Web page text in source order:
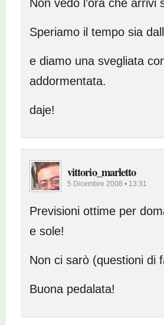
Non vedo l’ora che arrivi
Speriamo il tempo sia
e diamo una svegliata
addormentata.
daje!
vittorio_marletto
5 Dicembre 2008 • 13:31
Previsioni ottime per
e sole!
Non ci sarò (questioni di
Buona pedalata!